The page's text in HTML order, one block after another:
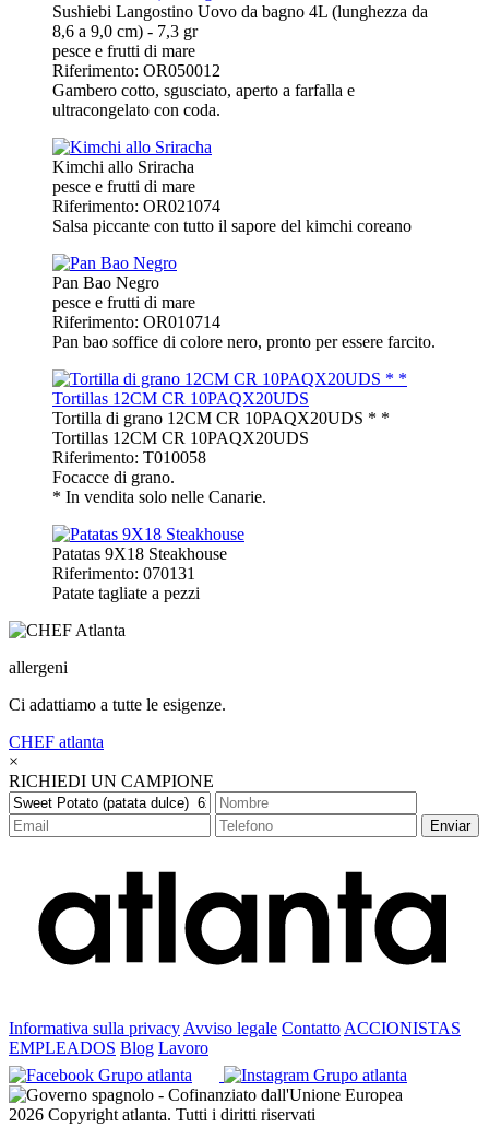
Sushiebi Langostino Uovo da bagno 4L (lunghezza da
8,6 a 9,0 cm) - 7,3 gr
pesce e frutti di mare
Riferimento: OR050012
Gambero cotto, sgusciato, aperto a farfalla e
ultracongelato con coda.
Kimchi allo Sriracha
pesce e frutti di mare
Riferimento: OR021074
Salsa piccante con tutto il sapore del kimchi coreano
Pan Bao Negro
pesce e frutti di mare
Riferimento: OR010714
Pan bao soffice di colore nero, pronto per essere farcito.
Tortilla di grano 12CM CR 10PAQX20UDS * *
Tortillas 12CM CR 10PAQX20UDS
Riferimento: T010058
Focacce di grano.
* In vendita solo nelle Canarie.
Patatas 9X18 Steakhouse
Riferimento: 070131
Patate tagliate a pezzi
allergeni
Ci adattiamo a tutte le esigenze.
CHEF atlanta
×
RICHIEDI UN CAMPIONE
Enviar
Informativa sulla privacy Avviso legale Contatto ACCIONISTAS
EMPLEADOS Blog Lavoro
2026 Copyright atlanta. Tutti i diritti riservati